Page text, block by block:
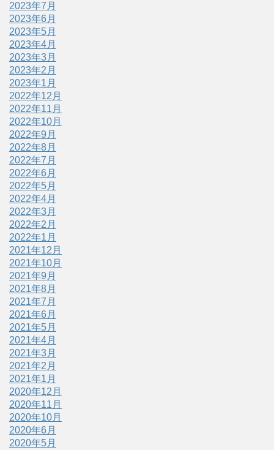
2023年7月
2023年6月
2023年5月
2023年4月
2023年3月
2023年2月
2023年1月
2022年12月
2022年11月
2022年10月
2022年9月
2022年8月
2022年7月
2022年6月
2022年5月
2022年4月
2022年3月
2022年2月
2022年1月
2021年12月
2021年10月
2021年9月
2021年8月
2021年7月
2021年6月
2021年5月
2021年4月
2021年3月
2021年2月
2021年1月
2020年12月
2020年11月
2020年10月
2020年6月
2020年5月